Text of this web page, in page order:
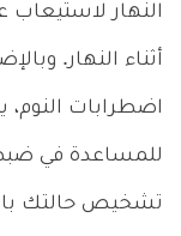
النهار لاستيعاب
أثناء النهار.
اضطرابات
للمساعدة في
تشخيص حالتك